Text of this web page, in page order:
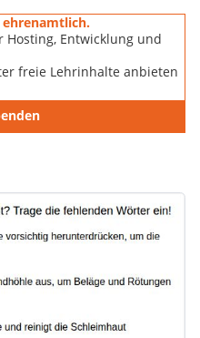
ehrenamtlich.
Entwicklung und
freie Lehrinhalte anbieten